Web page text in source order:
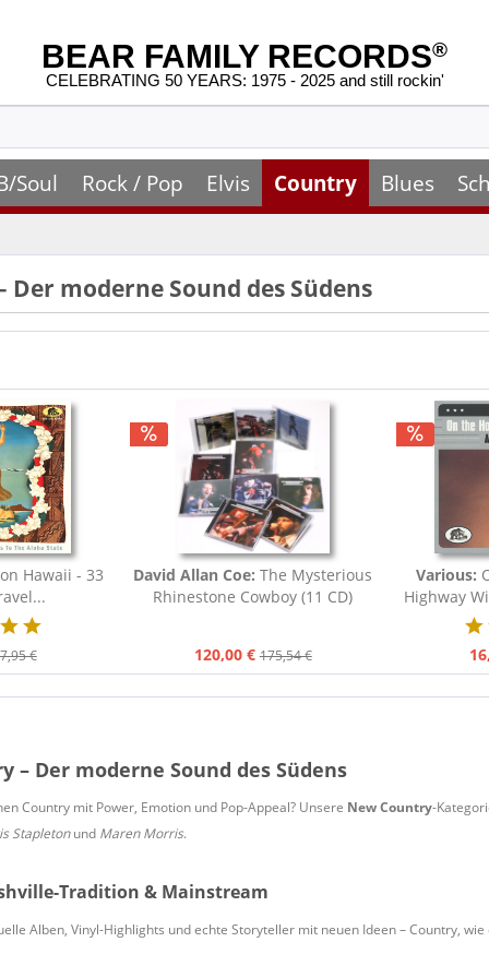
BEAR FAMILY RECORDS®
CELEBRATING 50 YEARS: 1975 - 2025 and still rockin'
Soul Rock / Pop Elvis Country Blues
Der moderne Sound des Südens
Hawaii - 33
€
David Allan Coe:The Mysterious
Rhinestone Cowboy (11 CD)
120,00 € 175,54 €
Various:
Highway
– Der moderne Sound des Südens
Country mit Power, Emotion und Pop-Appeal? Unsere New Country-
Stapletonund Maren Morris.
Tradition & Mainstream
Alben, Vinyl-Highlights und echte Storyteller mit neuen Ideen – Country,